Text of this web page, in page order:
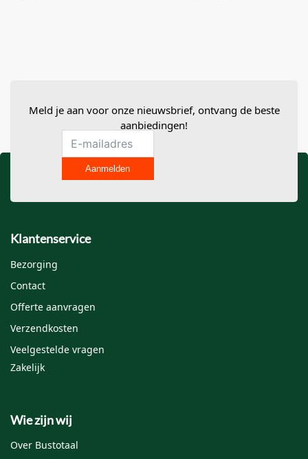
Meld je aan voor onze nieuwsbrief, ontvang de beste
aanbiedingen!
Aanmelden
Klantenservice
Bezorging
Contact
Offerte aanvragen
Verzendkosten
Veelgestelde vragen
Zakelijk
Wie zijn wij
Over Bustotaal